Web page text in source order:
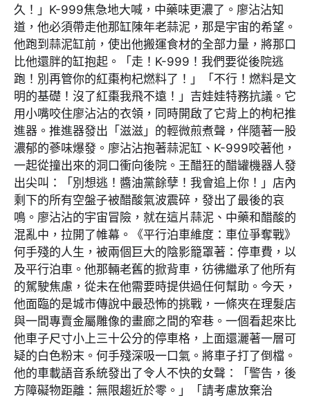
久！」K-999焦急地大喊，中藥味更濃了。廖沾沾知
道，他必須帶走他那缸陳年老蒜泥，那是宇宙的希望。
他跑到蒜泥缸前，使出他搬運食材的全部力量，將那口
比他還胖的缸抱起。「走！K-999！我們要從後院逃
跑！別再管你的紅棗枸杞燃料了！」「不行！燃料是文
明的基礎！沒了紅棗我飛不遠！」吉娃娃特務抗議。它
用小嘴咬住廖沾沾的衣領，同時開啟了它背上的枸杞推
進器。推進器發出「滋滋」的輕微煎煮聲，伴隨著一股
濃郁的蔘味爆發。廖沾沾抱著蒜泥缸、K-999咬著他，
一起從撞出來的洞口衝向後院。王醋狂的醋罐機器人發
出尖叫：「別想逃！醬油黨餘孽！我會追上你！」店內
剩下的所有空盤子被醋酸氣波震碎，發出了最後的哀
鳴。廖沾沾的宇宙冒險，就在這片蒜泥、中藥和醋酸的
混亂中，拉開了帷幕。《平行泊車維度：車位爭奪戰》
何手殘的人生，被兩個巨大的陰影籠罩著：停車費，以
及平行泊車。他那輛老舊的掀背車，彷彿繼承了他所有
的駕駛焦慮，從未在他需要時提供過任何幫助。今天，
他面臨的是城市傳說中最恐怖的挑戰，一條夾在理髮店
與一間專賣金屬雕像的畫廊之間的窄巷。一個看起來比
他車子尺寸小上三十公分的停車格，上面還灑著一層可
疑的白色粉末。何手殘深吸一口氣。將車子打了倒檔。
他的車載語音系統發出了令人不快的女聲：「警告，後
方障礙物距離：無限趨近於零。」「請考慮放棄治